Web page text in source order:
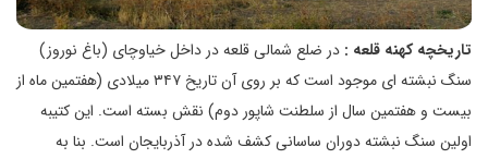
تاریخچه کهنه قلعه : در ضلع شمالی قلعه در داخل خیاوچای (باغ نوروز)
سنگ نبشته ای موجود است که بر روی آن تاریخ ۳۴۷ میلادی (هفتمین ماه از
بیست و هفتمین سال از سلطنت شاپور دوم) نقش بسته است. این کتیبه
اولین سنگ نبشته دوران ساسانی کشف شده در آذربایجان است. بنا به